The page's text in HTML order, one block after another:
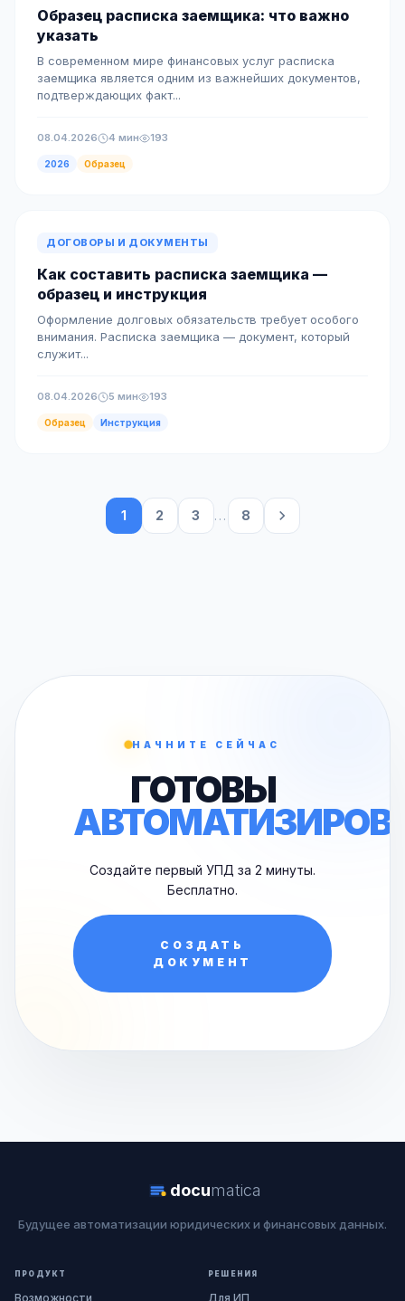
Образец расписка заемщика: что важно
указать
В современном мире финансовых услуг расписка
заемщика является одним из важнейших документов,
подтверждающих факт...
08.04.2026 4 мин 193
2026 Образец
ДОГОВОРЫ И ДОКУМЕНТЫ
Как составить расписка заемщика —
образец и инструкция
Оформление долговых обязательств требует особого
внимания. Расписка заемщика — документ, который
служит...
08.04.2026 5 мин 193
Образец Инструкция
1 2 3 ... 8
НАЧНИТЕ СЕЙЧАС
ГОТОВЫ
Создайте первый УПД за 2 минуты.
Бесплатно.
СОЗДАТЬ
ДОКУМЕНТ
documatica
Будущее автоматизации юридических и финансовых данных.
ПРОДУКТ
Возможности
РЕШЕНИЯ
Для ИП